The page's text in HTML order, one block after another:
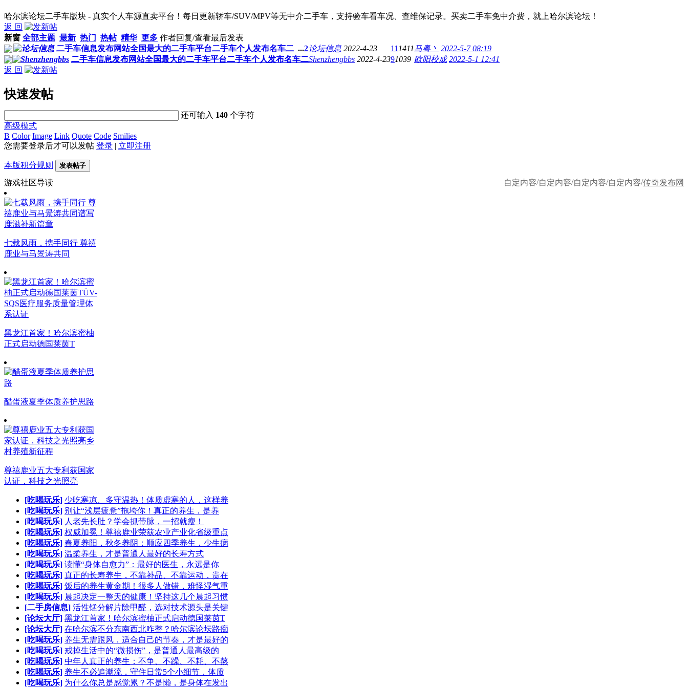
哈尔滨论坛二手车版块 - 真实个人车源直卖平台！每日更新轿车/SUV/MPV等无中介二手车，支持验车看车况、查维保记录。买卖二手车免中介费，就上哈尔滨论坛！
返 回
新窗 全部主题 最新 热门 热帖 精华 更多 作者回复/查看最后发表
二手车信息发布网站全国最大的二手车平台二手车个人发布名车二 ...2论坛信息 2022-4-23 11 1411马粤丶 2022-5-7 08:19
二手车信息发布网站全国最大的二手车平台二手车个人发布名车二Shenzhengbbs 2022-4-2391039 欧阳校成 2022-5-1 12:41
返 回
快速发帖
还可输入 140 个字符
高级模式
B Color Image Link Quote Code Smilies
您需要登录后才可以发帖 登录 | 立即注册
本版积分规则 发表帖子
游戏社区导读 传奇发布网
/
自定内容
/
自定内容
/
自定内容
/
自定内容
七载风雨，携手同行 尊禧
鹿业与马景涛共同
黑龙江首家！哈尔滨蜜柚
正式启动德国莱茵T
醋蛋液夏季体质养护思路
尊禧鹿业五大专利获国家
认证，科技之光照亮
[吃喝玩乐] 少吃寒凉、多守温热！体质虚寒的人，这样养
[吃喝玩乐] 别让“浅层疲惫”拖垮你！真正的养生，是养
[吃喝玩乐] 人老先长肚？学会抓带脉，一招就瘦！
[吃喝玩乐] 权威加冕！尊禧鹿业荣获农业产业化省级重点
[吃喝玩乐] 春夏养阳，秋冬养阴：顺应四季养生，少生病
[吃喝玩乐] 温柔养生，才是普通人最好的长寿方式
[吃喝玩乐] 读懂“身体自愈力”：最好的医生，永远是你
[吃喝玩乐] 真正的长寿养生，不靠补品、不靠运动，贵在
[吃喝玩乐] 饭后的养生黄金期！很多人做错，难怪湿气重
[吃喝玩乐] 晨起决定一整天的健康！坚持这几个晨起习惯
[二手房信息] 活性锰分解片除甲醛，选对技术源头是关键
[论坛大厅] 黑龙江首家！哈尔滨蜜柚正式启动德国莱茵T
[论坛大厅] 在哈尔滨不分东南西北咋整？哈尔滨论坛路痴
[吃喝玩乐] 养生无需跟风，适合自己的节奏，才是最好的
[吃喝玩乐] 戒掉生活中的“微损伤”，是普通人最高级的
[吃喝玩乐] 中年人真正的养生：不争、不躁、不耗、不熬
[吃喝玩乐] 养生不必追潮流，守住日常5个小细节，体质
[吃喝玩乐] 为什么你总是感觉累？不是懒，是身体在发出